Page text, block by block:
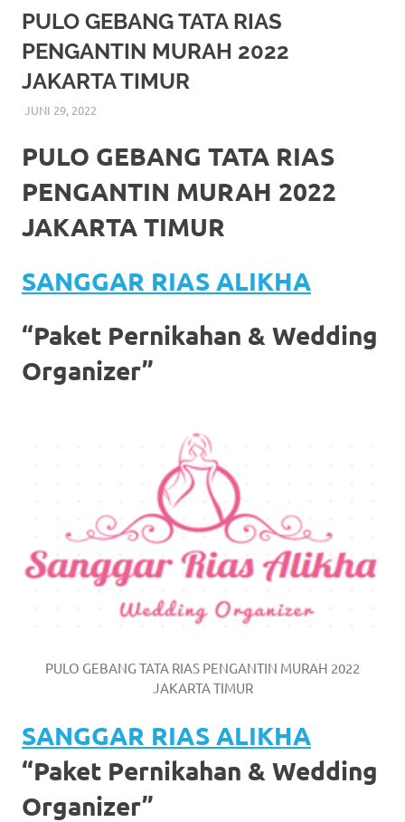
More
hints
rolex
replica.
my
website
https://www.watchesf.com
To
learn
more
about
guys
https://
comment
here
replica
watches.
PULO GEBANG TATA RIAS
PENGANTIN MURAH 2022
JAKARTA TIMUR
JUNI 29, 2022
PULO GEBANG TATA RIAS
PENGANTIN MURAH 2022
JAKARTA TIMUR
SANGGAR RIAS ALIKHA
“Paket Pernikahan & Wedding
Organizer”
PULO GEBANG TATA RIAS PENGANTIN MURAH 2022
JAKARTA TIMUR
SANGGAR RIAS ALIKHA
“Paket Pernikahan & Wedding
Organizer”